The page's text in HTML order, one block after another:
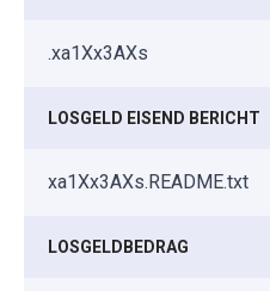
.xa1Xx3AXs
LOSGELD EISEND BERICHT
xa1Xx3AXs.README.txt
LOSGELDBEDRAG